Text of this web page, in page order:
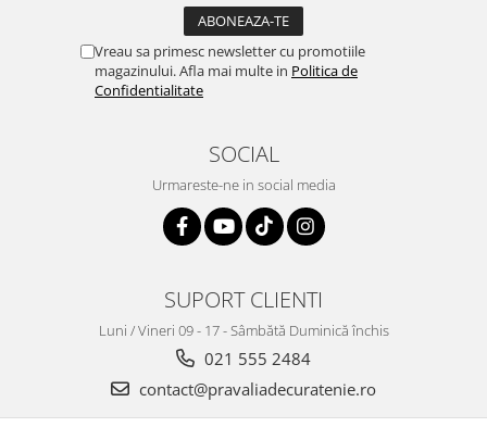
Vreau sa primesc newsletter cu promotiile
magazinului. Afla mai multe in Politica de
Confidentialitate
SOCIAL
Urmareste-ne in social media
SUPORT CLIENTI
Luni / Vineri 09 - 17 - Sâmbătă Duminică închis
021 555 2484
contact@pravaliadecuratenie.ro